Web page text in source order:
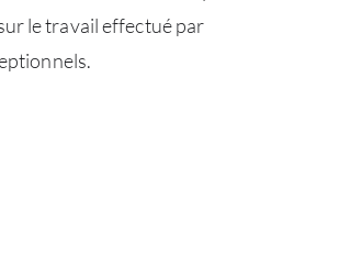
le travail effectué par